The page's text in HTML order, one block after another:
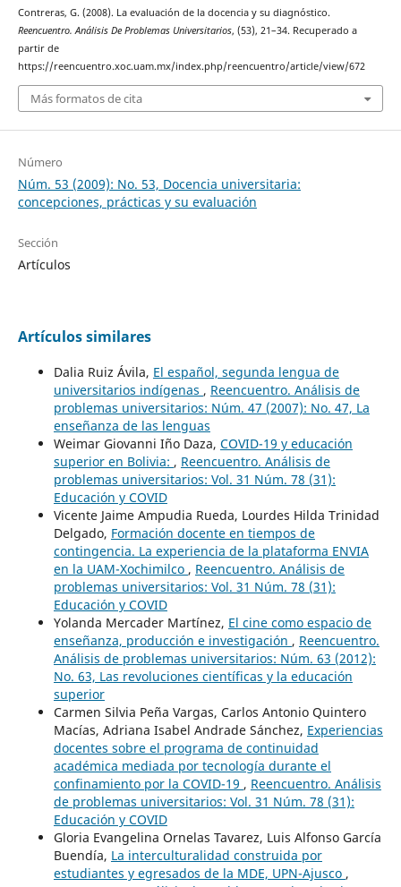
Contreras, G. (2008). La evaluación de la docencia y su diagnóstico.
Reencuentro. Análisis De Problemas Universitarios, (53), 21–34. Recuperado a
partir de
https://reencuentro.xoc.uam.mx/index.php/reencuentro/article/view/672
Más formatos de cita
Número
Núm. 53 (2009): No. 53, Docencia universitaria:
concepciones, prácticas y su evaluación
Sección
Artículos
Artículos similares
Dalia Ruiz Ávila, El español, segunda lengua de
universitarios indígenas , Reencuentro. Análisis de
problemas universitarios: Núm. 47 (2007): No. 47, La
enseñanza de las lenguas
Weimar Giovanni Iño Daza, COVID-19 y educación
superior en Bolivia: , Reencuentro. Análisis de
problemas universitarios: Vol. 31 Núm. 78 (31):
Educación y COVID
Vicente Jaime Ampudia Rueda, Lourdes Hilda Trinidad
Delgado, Formación docente en tiempos de
contingencia. La experiencia de la plataforma ENVIA
en la UAM-Xochimilco , Reencuentro. Análisis de
problemas universitarios: Vol. 31 Núm. 78 (31):
Educación y COVID
Yolanda Mercader Martínez, El cine como espacio de
enseñanza, producción e investigación , Reencuentro.
Análisis de problemas universitarios: Núm. 63 (2012):
No. 63, Las revoluciones científicas y la educación
superior
Carmen Silvia Peña Vargas, Carlos Antonio Quintero
Macías, Adriana Isabel Andrade Sánchez, Experiencias
docentes sobre el programa de continuidad
académica mediada por tecnología durante el
confinamiento por la COVID-19 , Reencuentro. Análisis
de problemas universitarios: Vol. 31 Núm. 78 (31):
Educación y COVID
Gloria Evangelina Ornelas Tavarez, Luis Alfonso García
Buendía, La interculturalidad construida por
estudiantes y egresados de la MDE, UPN-Ajusco ,